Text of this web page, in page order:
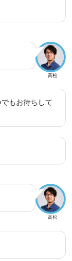
高松
もお待ちして
高松